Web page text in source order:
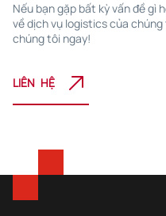
Nếu bạn gặp bất kỳ vấn đề gì
về dịch vụ logistics của
chúng tôi ngay!
LIÊN HỆ